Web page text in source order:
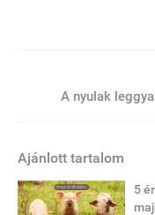
A nyulak
Ajánlott tartalom
5